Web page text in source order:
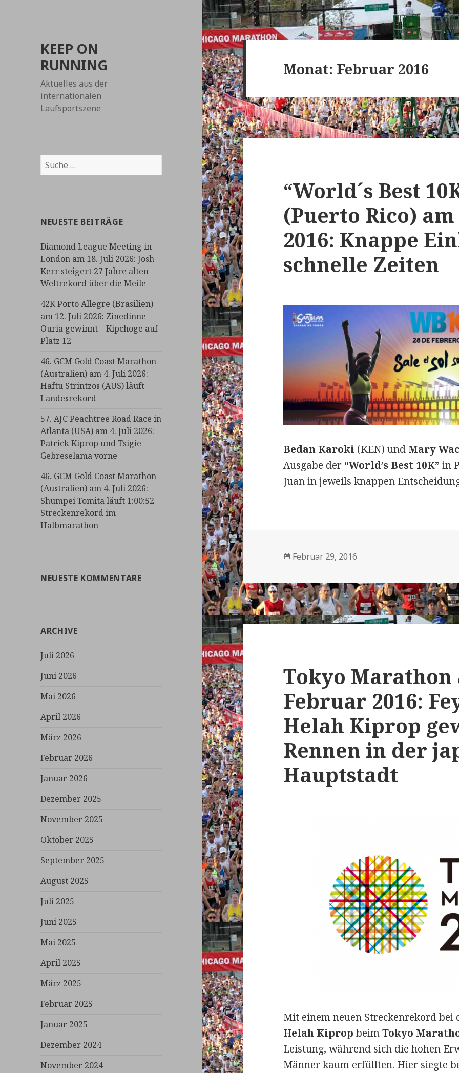
KEEP ON
RUNNING
Aktuelles aus der
internationalen
Laufsportszene
Suche
nach:
NEUESTE BEITRÄGE
Diamond League Meeting in
London am 18. Juli 2026: Josh
Kerr steigert 27 Jahre alten
Weltrekord über die Meile
42K Porto Allegre (Brasilien)
am 12. Juli 2026: Zinedinne
Ouria gewinnt – Kipchoge auf
Platz 12
46. GCM Gold Coast Marathon
(Australien) am 4. Juli 2026:
Haftu Strintzos (AUS) läuft
Landesrekord
57. AJC Peachtree Road Race in
Atlanta (USA) am 4. Juli 2026:
Patrick Kiprop und Tsigie
Gebreselama vorne
46. GCM Gold Coast Marathon
(Australien) am 4. Juli 2026:
Shumpei Tomita läuft 1:00:52
Streckenrekord im
Halbmarathon
NEUESTE KOMMENTARE
ARCHIVE
Juli 2026
Juni 2026
Mai 2026
April 2026
März 2026
Februar 2026
Januar 2026
Dezember 2025
November 2025
Oktober 2025
September 2025
August 2025
Juli 2025
Juni 2025
Mai 2025
April 2025
März 2025
Februar 2025
Januar 2025
Dezember 2024
November 2024
Monat: Februar 2016
“World´s Best
(Puerto Rico)
2016: Knappe
schnelle Zeiten
Bedan Karoki (KEN) und Mary
Ausgabe der “World’s Best 10K” in
Juan in jeweils knappen
Veröffentlicht
Februar 29, 2016
Tokyo Marathon
Februar 2016:
Helah Kiprop
Rennen in der
Hauptstadt
Mit einem neuen Streckenrekord bei
Helah Kiprop beimTokyo
Leistung, während sich die hohen
Männer kaum erfüllten. Hier siegte